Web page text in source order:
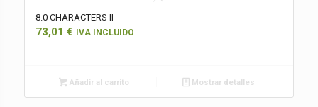
8.0 CHARACTERS II
73,01 € IVA INCLUIDO
Añadir al carrito Mostrar detalles